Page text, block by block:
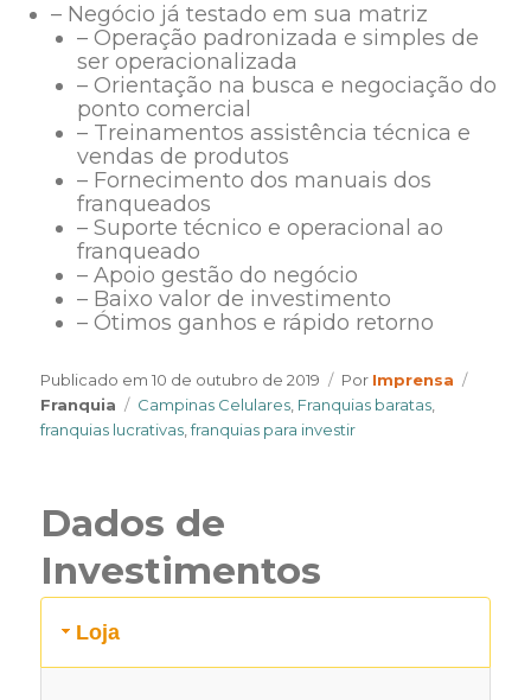
– Negócio já testado em sua matriz
– Operação padronizada e simples de
ser operacionalizada
– Orientação na busca e negociação do
ponto comercial
– Treinamentos assistência técnica e
vendas de produtos
– Fornecimento dos manuais dos
franqueados
– Suporte técnico e operacional ao
franqueado
– Apoio gestão do negócio
– Baixo valor de investimento
– Ótimos ganhos e rápido retorno
Publicado em10 de outubro de 2019 Por Author
Imprensa
Franquia
Tags
Campinas Celulares Franquias baratas
franquias lucrativas ,franquias para investir
Dados de
Investimentos
Loja